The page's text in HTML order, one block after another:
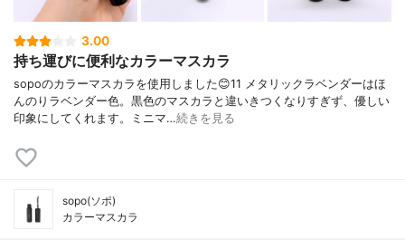
3.00
持ち運びに便利なカラーマスカラ
sopoのカラーマスカラを使用しました😊11 メタリックラベンダーはほ
んのりラベンダー色。黒色のマスカラと違いきつくなりすぎず、優しい
印象にしてくれます。ミニマ…続きを見る
sopo(ソポ)
カラーマスカラ